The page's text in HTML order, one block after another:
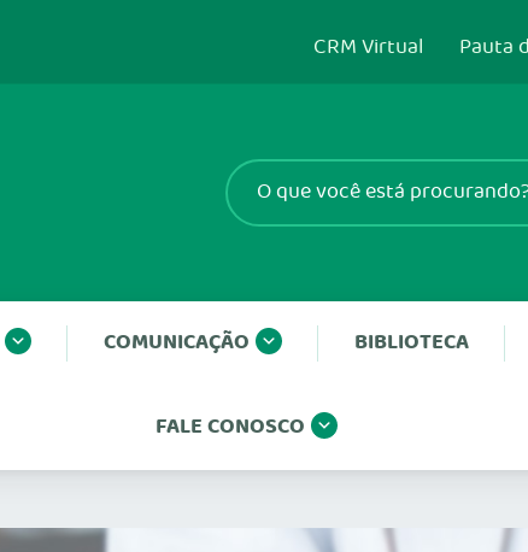
CRM Virtual Pauta
COMUNICAÇÃO BIBLIOTECA
FALE CONOSCO